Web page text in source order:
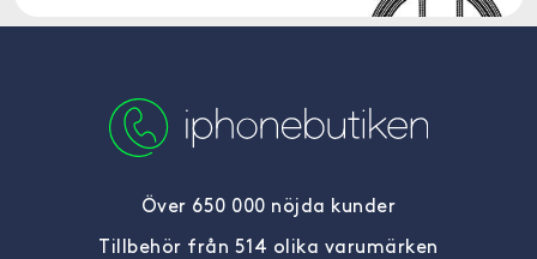
Över 650 000 nöjda kunder
Tillbehör från 514 olika varumärken